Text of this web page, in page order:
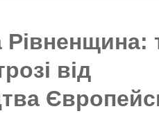
Рівненщина:
від